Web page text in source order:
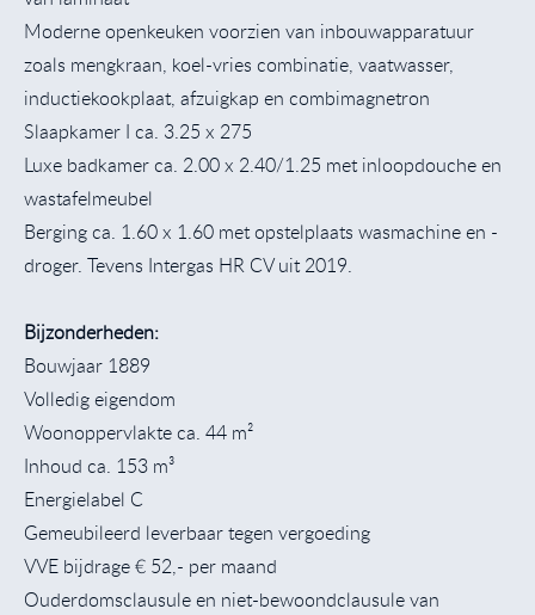
Moderne openkeuken voorzien van inbouwapparatuur
zoals mengkraan, koel-vries combinatie, vaatwasser,
inductiekookplaat, afzuigkap en combimagnetron
Slaapkamer I ca. 3.25 x 275
Luxe badkamer ca. 2.00 x 2.40/1.25 met inloopdouche en
wastafelmeubel
Berging ca. 1.60 x 1.60 met opstelplaats wasmachine en -
droger. Tevens Intergas HR CV uit 2019.
Bijzonderheden:
Bouwjaar 1889
Volledig eigendom
Woonoppervlakte ca. 44 m²
Inhoud ca. 153 m³
Energielabel C
Gemeubileerd leverbaar tegen vergoeding
VVE bijdrage € 52,- per maand
Ouderdomsclausule en niet-bewoondclausule van